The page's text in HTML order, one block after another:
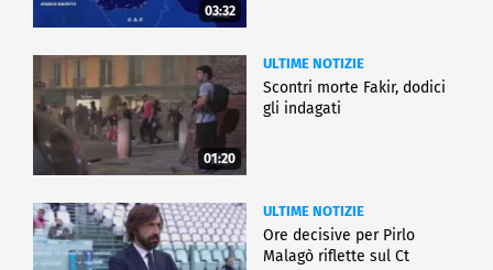
03:32
01:20
ULTIME NOTIZIE
Scontri morte Fakir, dodici
gli indagati
ULTIME NOTIZIE
Ore decisive per Pirlo
Malagò riflette sul Ct